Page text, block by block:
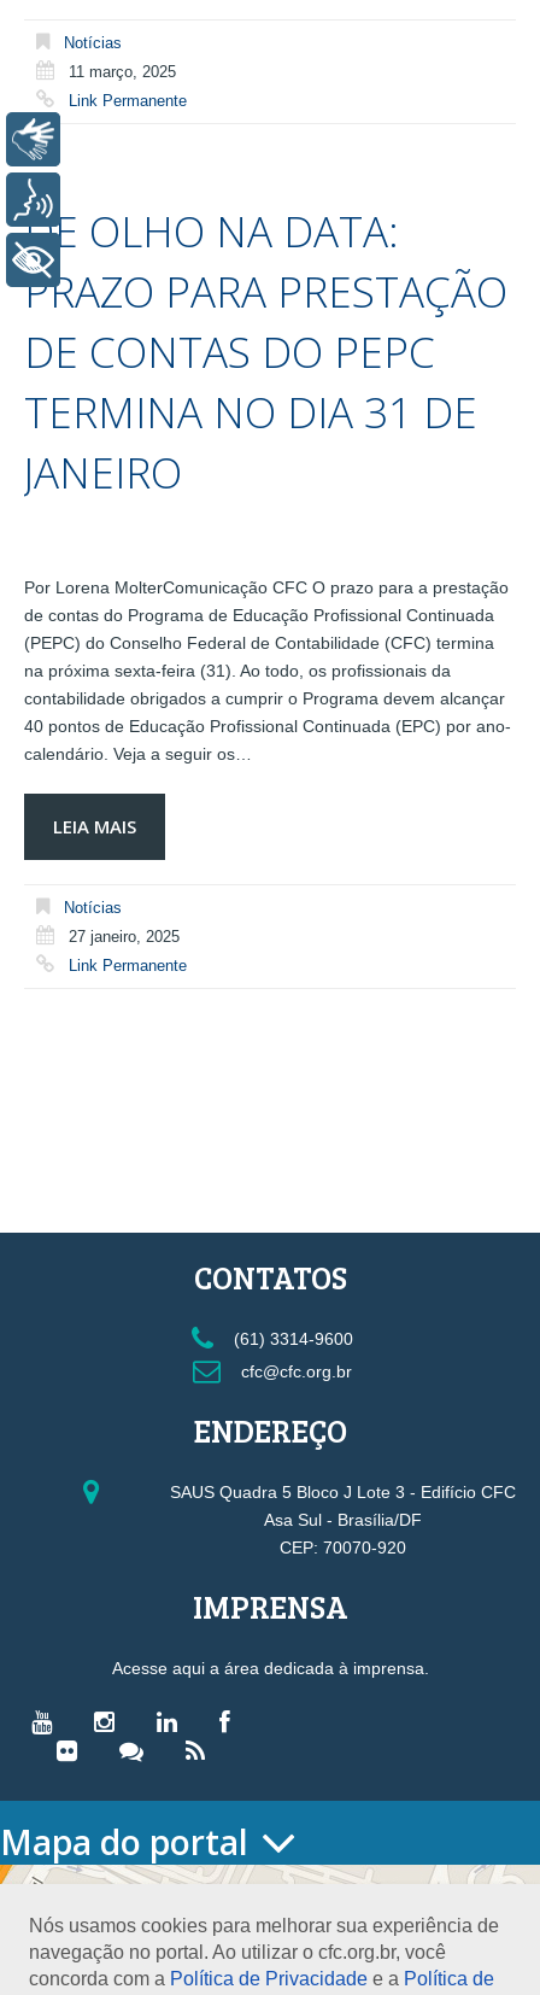
Notícias
11 março, 2025
Link Permanente
DE OLHO NA DATA:
PRAZO PARA PRESTAÇÃO
DE CONTAS DO PEPC
TERMINA NO DIA 31 DE
JANEIRO
Por Lorena MolterComunicação CFC O prazo para a prestação
de contas do Programa de Educação Profissional Continuada
(PEPC) do Conselho Federal de Contabilidade (CFC) termina
na próxima sexta-feira (31). Ao todo, os profissionais da
contabilidade obrigados a cumprir o Programa devem alcançar
40 pontos de Educação Profissional Continuada (EPC) por ano-
calendário. Veja a seguir os…
LEIA MAIS
Notícias
27 janeiro, 2025
Link Permanente
Nós usamos cookies para melhorar sua experiência de
navegação no portal. Ao utilizar o cfc.org.br, você
concorda com a Política de Privacidade e a Política de
CONTATOS
(61) 3314-9600
cfc@cfc.org.br
ENDEREÇO
SAUS Quadra 5 Bloco J Lote 3 - Edifício CFC
Asa Sul - Brasília/DF
CEP: 70070-920
IMPRENSA
Acesse aqui a área dedicada à imprensa.
Mapa do portal
HOME
Conselho Diretor
Nossa Sede
Planejamento